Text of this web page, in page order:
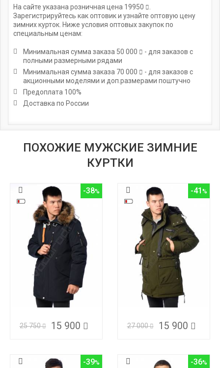
На сайте указана розничная цена 19950
Зарегистрируйтесь как оптовик и узнайте оптовую цену
зимних курток. Ниже условия оптовых закупок по
специальным ценам:
Минимальная сумма заказа 50 000
- для заказов с
полными размерными рядами
Минимальная сумма заказа 70 000
- для заказов с
акционными моделями и доп.размерами поштучно
Предоплата 100%
Доставка по России
ПОХОЖИЕ МУЖСКИЕ ЗИМНИЕ
КУРТКИ
-38
25 750 15 900
-41
27 000 15 900
-39 -36